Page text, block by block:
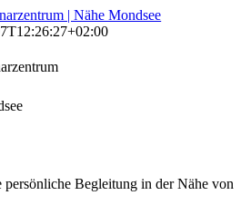
Begleitung in der Nähe von